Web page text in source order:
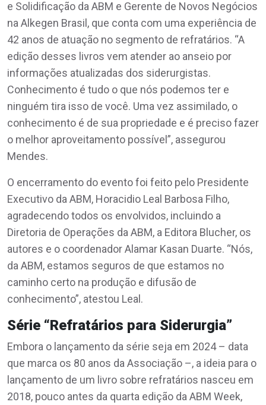
e Solidificação da ABM e Gerente de Novos Negócios
na Alkegen Brasil, que conta com uma experiência de
42 anos de atuação no segmento de refratários. “A
edição desses livros vem atender ao anseio por
informações atualizadas dos siderurgistas.
Conhecimento é tudo o que nós podemos ter e
ninguém tira isso de você. Uma vez assimilado, o
conhecimento é de sua propriedade e é preciso fazer
o melhor aproveitamento possível”, assegurou
Mendes.
O encerramento do evento foi feito pelo Presidente
Executivo da ABM, Horacidio Leal Barbosa Filho,
agradecendo todos os envolvidos, incluindo a
Diretoria de Operações da ABM, a Editora Blucher, os
autores e o coordenador Alamar Kasan Duarte. “Nós,
da ABM, estamos seguros de que estamos no
caminho certo na produção e difusão de
conhecimento”, atestou Leal.
Série “Refratários para Siderurgia”
Embora o lançamento da série seja em 2024 – data
que marca os 80 anos da Associação –, a ideia para o
lançamento de um livro sobre refratários nasceu em
2018, pouco antes da quarta edição da ABM Week,